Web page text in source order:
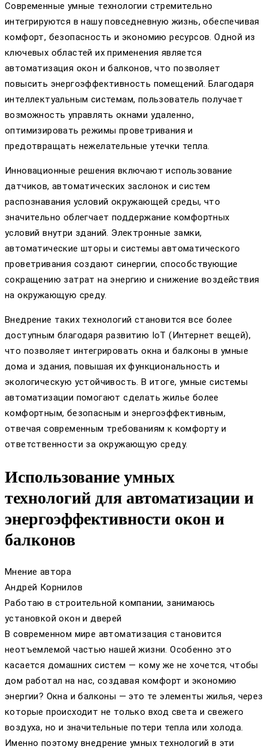
Современные умные технологии стремительно
интегрируются в нашу повседневную жизнь, обеспечивая
комфорт, безопасность и экономию ресурсов. Одной из
ключевых областей их применения является
автоматизация окон и балконов, что позволяет
повысить энергоэффективность помещений. Благодаря
интеллектуальным системам, пользователь получает
возможность управлять окнами удаленно,
оптимизировать режимы проветривания и
предотвращать нежелательные утечки тепла.
Инновационные решения включают использование
датчиков, автоматических заслонок и систем
распознавания условий окружающей среды, что
значительно облегчает поддержание комфортных
условий внутри зданий. Электронные замки,
автоматические шторы и системы автоматического
проветривания создают синергии, способствующие
сокращению затрат на энергию и снижение воздействия
на окружающую среду.
Внедрение таких технологий становится все более
доступным благодаря развитию IoT (Интернет вещей),
что позволяет интегрировать окна и балконы в умные
дома и здания, повышая их функциональность и
экологическую устойчивость. В итоге, умные системы
автоматизации помогают сделать жилье более
комфортным, безопасным и энергоэффективным,
отвечая современным требованиям к комфорту и
ответственности за окружающую среду.
Использование умных
технологий для автоматизации и
энергоэффективности окон и
балконов
Мнение автора
Андрей Корнилов
Работаю в строительной компании, занимаюсь
установкой окон и дверей
В современном мире автоматизация становится
неотъемлемой частью нашей жизни. Особенно это
касается домашних систем — кому же не хочется, чтобы
дом работал на нас, создавая комфорт и экономию
энергии? Окна и балконы — это те элементы жилья, через
которые происходит не только вход света и свежего
воздуха, но и значительные потери тепла или холода.
Именно поэтому внедрение умных технологий в эти